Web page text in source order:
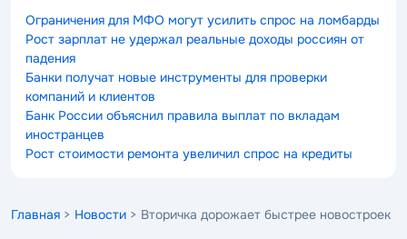
Ограничения для МФО могут усилить спрос на ломбарды
Рост зарплат не удержал реальные доходы россиян от
падения
Банки получат новые инструменты для проверки
компаний и клиентов
Банк России объяснил правила выплат по вкладам
иностранцев
Рост стоимости ремонта увеличил спрос на кредиты
Главная > Новости > Вторичка дорожает быстрее новостроек